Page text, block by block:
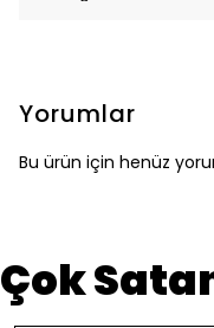
Yorumlar
Bu ürün için henüz
Çok